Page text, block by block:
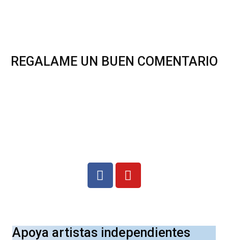
REGALAME UN BUEN COMENTARIO
Apoya artistas independientes